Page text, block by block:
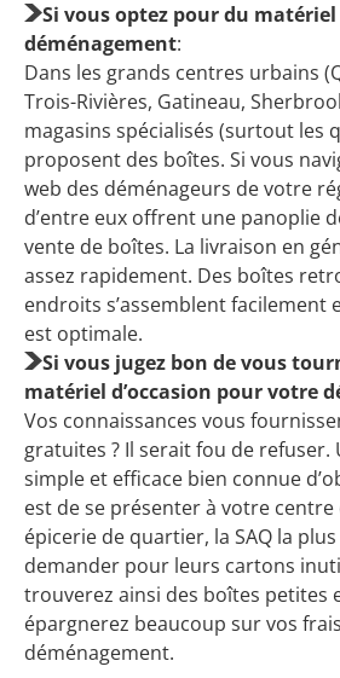
Si vous optez pour du
déménagement:
Dans les grands centres urbains
Trois-Rivières, Gatineau,
magasins spécialisés (surtout les
proposent des boîtes. Si vous
web des déménageurs de votre
d’entre eux offrent une panoplie
vente de boîtes. La livraison en
assez rapidement. Des boîtes
endroits s’assemblent facilement
est optimale.
Si vous jugez bon de vous
matériel d’occasion pour votre
Vos connaissances vous
gratuites ? Il serait fou de refuser.
simple et efficace bien connue
est de se présenter à votre centre
épicerie de quartier, la SAQ la
demander pour leurs cartons
trouverez ainsi des boîtes petites
épargnerez beaucoup sur vos
déménagement.